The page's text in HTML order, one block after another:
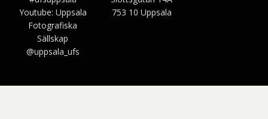
Youtube: Uppsala
Fotografiska
Sällskap
@uppsala_ufs
753 10 Uppsala